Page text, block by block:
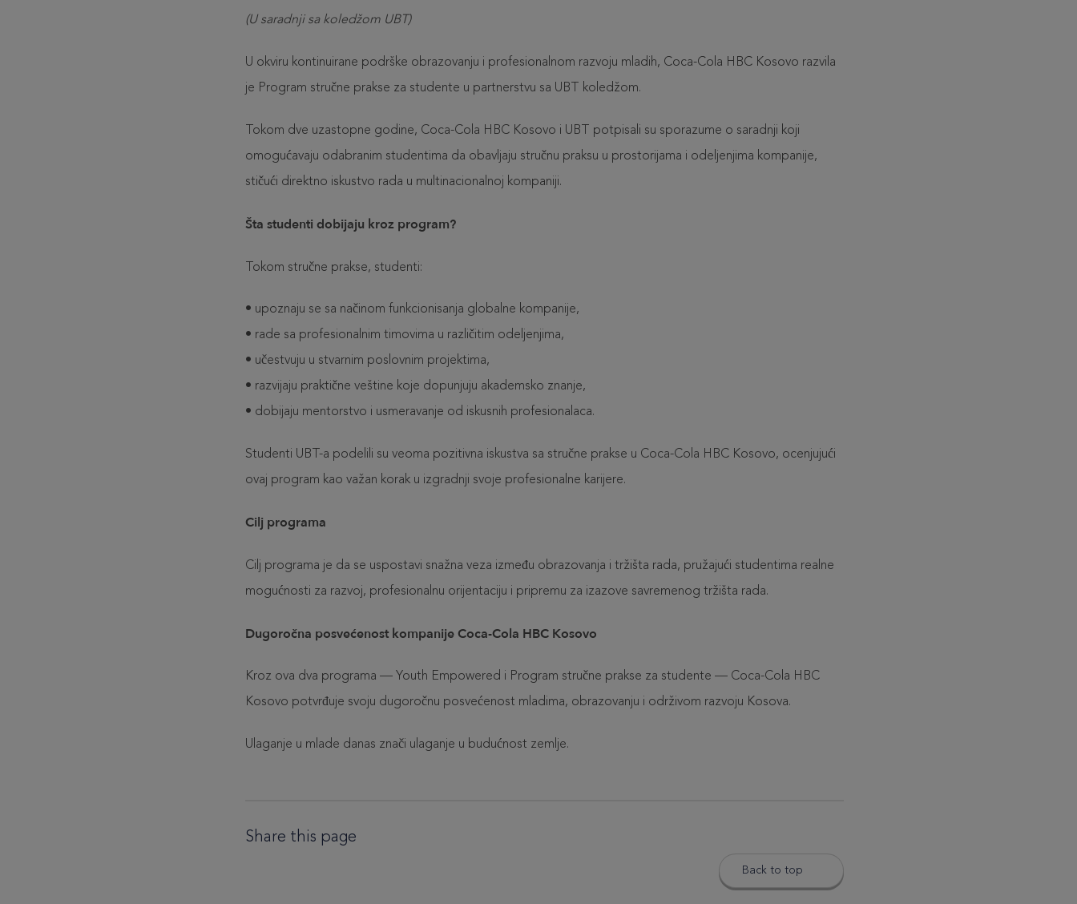
(U saradnji sa koledžom UBT)
U okviru kontinuirane podrške obrazovanju i profesionalnom razvoju mladih, Coca-Cola HBC Kosovo razvila
je Program stručne prakse za studente u partnerstvu sa UBT koledžom.
Tokom dve uzastopne godine, Coca-Cola HBC Kosovo i UBT potpisali su sporazume o saradnji koji
omogućavaju odabranim studentima da obavljaju stručnu praksu u prostorijama i odeljenjima kompanije,
stičući direktno iskustvo rada u multinacionalnoj kompaniji.
Šta studenti dobijaju kroz program?
Tokom stručne prakse, studenti:
• upoznaju se sa načinom funkcionisanja globalne kompanije,
• rade sa profesionalnim timovima u različitim odeljenjima,
• učestvuju u stvarnim poslovnim projektima,
• razvijaju praktične veštine koje dopunjuju akademsko znanje,
• dobijaju mentorstvo i usmeravanje od iskusnih profesionalaca.
Studenti UBT-a podelili su veoma pozitivna iskustva sa stručne prakse u Coca-Cola HBC Kosovo, ocenjujući
ovaj program kao važan korak u izgradnji svoje profesionalne karijere.
Cilj programa
Cilj programa je da se uspostavi snažna veza između obrazovanja i tržišta rada, pružajući studentima realne
mogućnosti za razvoj, profesionalnu orijentaciju i pripremu za izazove savremenog tržišta rada.
Dugoročna posvećenost kompanije Coca-Cola HBC Kosovo
Kroz ova dva programa — Youth Empowered i Program stručne prakse za studente — Coca-Cola HBC
Kosovo potvrđuje svoju dugoročnu posvećenost mladima, obrazovanju i održivom razvoju Kosova.
Ulaganje u mlade danas znači ulaganje u budućnost zemlje.
Share this page
Back to top